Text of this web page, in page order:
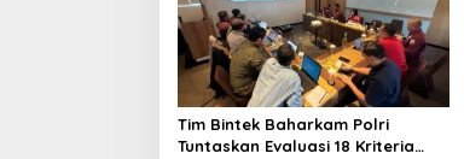
i
p
o
s
Tim Bintek Baharkam Polri
Tuntaskan Evaluasi 18 Kriteria